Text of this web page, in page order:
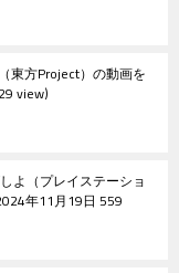
東方Project）の動画を
view
よ（プレイステーショ
年11月19日 559